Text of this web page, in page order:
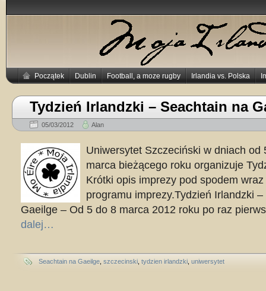
Początek Dublin Football, a moze rugby Irlandia vs. Polska
Tydzień Irlandzki – Seachtain na
05/03/2012 Alan
Uniwersytet Szczeciński w dniach od
marca bieżącego roku organizuje
Krótki opis imprezy pod spodem
programu imprezy.Tydzień Irlandzki
Gaeilge – Od 5 do 8 marca 2012 roku po raz
dalej…
Seachtain na Gaeilge szczecinski tydzien irlandzki uniwersytet